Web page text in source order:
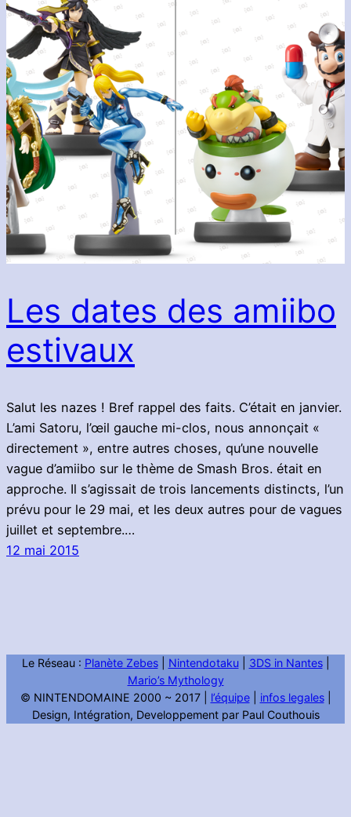
Les dates des amiibo
estivaux
Salut les nazes ! Bref rappel des faits. C’était en janvier.
L’ami Satoru, l’œil gauche mi-clos, nous annonçait «
directement », entre autres choses, qu’une nouvelle
vague d’amiibo sur le thème de Smash Bros. était en
approche. Il s’agissait de trois lancements distincts, l’un
prévu pour le 29 mai, et les deux autres pour de vagues
juillet et septembre.…
12 mai 2015
Le Réseau : Planète Zebes| Nintendotaku| 3DS in Nantes|
Mario’s Mythology
© NINTENDOMAINE 2000 ~ 2017 | l’équipe| infos legales|
Design, Intégration, Developpement par Paul Couthouis